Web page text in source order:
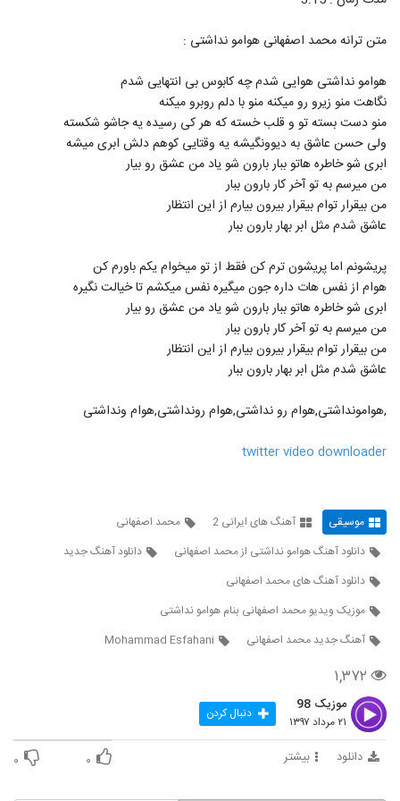
121
122
دانلود آهنگ آقای داماد از آرمین نصرتی به
۴,۹۲۱ بازدید
123
آهنگ گلپری جون از آرمین نصرتی(پاپ)
۹,۰۷۰ بازدید
124
دانلود آهنگ مرتضی غلامی عاشقم باش
۱,۴۲۹ بازدید
125
آهنگ کمر باریک از وحید فریاد(پاپ)
۲,۴۴۲ بازدید
Mahan Bahramkhan Ravanparish
۶۲۲ بازدید
دانلود آهنگ مهدی ماهان جادوی چشمات
(Mehdi Mahan Jadooye Cheshmat)
Amir hossein modares Khabo Roya
130
آهنگ فکر تو از محسن یگانه(پاپ)
۱,۸۵۳ بازدید
131
۲,۱۳۳ بازدید
دانلود آهنگ مصطفی پاشایی فقط عشق
متن ترانه محمد اصفهانی هوامو نداشتی :
هوامو نداشتی هوایی شدم چه کابوس بی انتهایی شدم
نگاهت منو زیرو رو میکنه منو با دلم روبرو میکنه
منو دست بسته تو و قلب خسته که هر کی رسیده یه جاشو شکسته
ولی حسن عاشق به دیوونگیشه یه وقتایی کوهم دلش ابری میشه
ابری شو خاطره هاتو ببار بارون شو یاد من عشق رو بیار
من میرسم به تو آخر کار بارون ببار
من بیقرار توام بیقرار بیرون بیارم از این انتظار
عاشق شدم مثل ابر بهار بارون ببار
پریشونم اما پریشون ترم کن فقط از تو میخوام یکم باورم کن
هوام از نفس هات داره جون میگیره نفس میکشم تا خیالت نگیره
ابری شو خاطره هاتو ببار بارون شو یاد من عشق رو بیار
من میرسم به تو آخر کار بارون ببار
من بیقرار توام بیقرار بیرون بیارم از این انتظار
عاشق شدم مثل ابر بهار بارون ببار
,هوامونداشتی,هوام رو نداشتی,هوام رونداشتی,هوام ونداشتی
twitter video downloader
موسیقی آهنگ های ایرانی 2
محمد اصفهانی
دانلود آهنگ هوامو نداشتی از محمد اصفهانی
دانلود آهنگ جدید
دانلود آهنگ های محمد اصفهانی
موزیک ویدیو محمد اصفهانی بنام هوامو نداشتی
آهنگ جدید محمد اصفهانی
Mohammad Esfahani
۱,۳۷۲
موزیک 98
۲۱ مرداد ۱۳۹۷ دنبال کردن
دانلود بیشتر ۰ ۰